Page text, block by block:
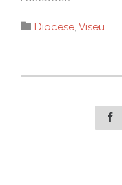
 Category
Diocese, Viseu
